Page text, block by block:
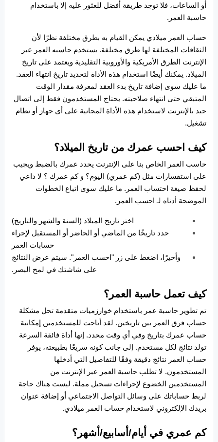
أو الساعات، فلا توجد طريقة أفضل للعثور عليه إلا باستخدام
حاسبة العمر.
حساب العمر ميلادي يمكن القيام به بطرق مختلفة نظرًا لأن
الثقافات المختلفة لها طرق مختلفة. يستخدم حاسبه العمر عبر
الإنترنت الطرق الأمريكية والأوروبية التقليدية ويعتمد على تاريخ
الميلاد. يمكنك أيضًا استخدام هذه الأداة لتحديد تاريخ انتهاء العقد.
ما عليك سوى إضافة تاريخ بدء العقد لمعرفة مقدار الوقت
المتبقي حتى انتهاء صلاحيته. يحتاج المستخدمون فقط إلى اتصال
جيد بالإنترنت لاستخدام هذه الأداة المجانية على أي جهاز أو نظام
تشغيل.
كيف احسب عمرك من تاريخ الميلاد؟
حاسب العمر الخاص بنا على الإنترنت يحدد عمرك بالضبط ويجيب
على استفسارات مثل (كم عمري) اليوم؟ و كم عمرك ؟ لا داعي
لحفظ صيغة احتساب العمر. ما عليك سوى اتباع الخطوات
الموضحة أدناه لـ احسب العمر.
اختر تاريخ الميلاد (السنة والشهر والتاريخ)
حدد تاريخًا من الماضي أو الحاضر أو ​​المستقبل لإجراء
حسابات العمر
وأخيرًا، اضغط على زر "احسب العمر". سيتم عرض النتائج
على شاشتك في لمح البصر.
كيف تعمل حاسبة العمر؟
تم تطوير حاسبة عمر باستخدام خوارزميات متقدمة تحل مشكلة
حساب فرق العمر بين تاريخين. لقد أتاحت للمستخدمين إمكانية
حساب عمرك بتاريخ وفي أي وقت محدد. إنها أداة فائقة السرعة
تولد نتائج لكل مستخدم. إلى جانب كونه سريعًا بطبيعته، يوفر
حساب العمر نتائج دقيقة وفقًا للتفاصيل التي أدخلها
المستخدمون. لا تطلب حاسبة العمر عبر الإنترنت من
المستخدمين الخضوع لإجراءات تسجيل مملة. ليست هناك حاجة
لربط حساباتك على وسائل التواصل الاجتماعي أو إضافة عنوان
بريدك الإلكتروني لاستخدام حساب العمر ميلادي.
كم عمري في أيام/أسابيع/أشهر؟